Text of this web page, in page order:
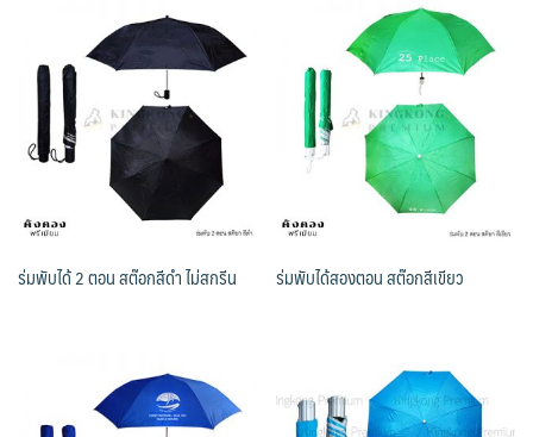
ร่มพับได้ 2 ตอน สต๊อกสีดำ ไม่สกรีน ร่มพับได้สองตอน สต๊อกสีเขียว